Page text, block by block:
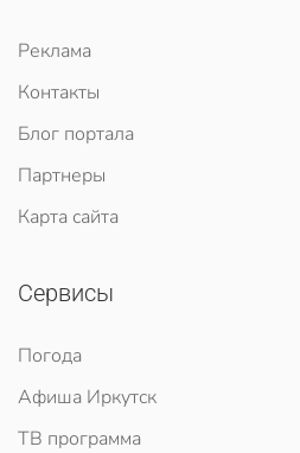
Реклама
Контакты
Блог портала
Партнеры
Карта сайта
Сервисы
Погода
Афиша Иркутск
ТВ программа